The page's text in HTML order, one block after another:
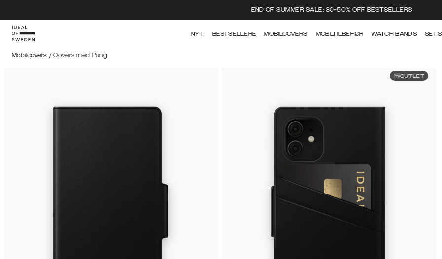
END OF SUMMER SALE: 30-50% OFF BESTSELLERS
NYT BESTSELLERE MOBILCOVERS MOBILTILBEHØR WATCH BANDS SETS
Mobilcovers / Covers med Pung
OUTLET